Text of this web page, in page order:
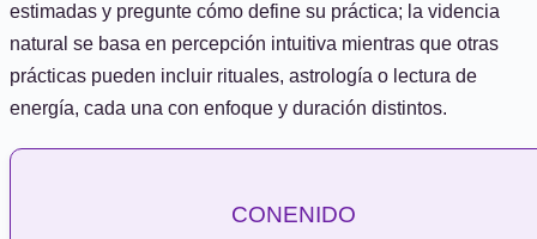
estimadas y pregunte cómo define su práctica; la videncia
natural se basa en percepción intuitiva mientras que otras
prácticas pueden incluir rituales, astrología o lectura de
energía, cada una con enfoque y duración distintos.
CONENIDO